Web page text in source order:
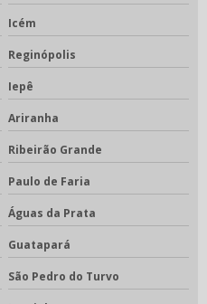
Icém
Reginópolis
Iepê
Ariranha
Ribeirão Grande
Paulo de Faria
Águas da Prata
Guatapará
São Pedro do Turvo